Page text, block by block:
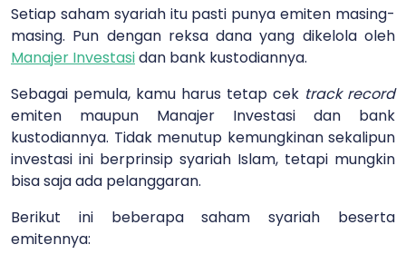
Setiap saham syariah itu pasti punya emiten masing-
masing. Pun dengan reksa dana yang dikelola oleh
Manajer Investasidan bank kustodiannya.
Sebagai pemula, kamu harus tetap cek track record
emiten maupun Manajer Investasi dan bank
kustodiannya. Tidak menutup kemungkinan sekalipun
investasi ini berprinsip syariah Islam, tetapi mungkin
bisa saja ada pelanggaran.
Berikut ini beberapa saham syariah beserta
emitennya: